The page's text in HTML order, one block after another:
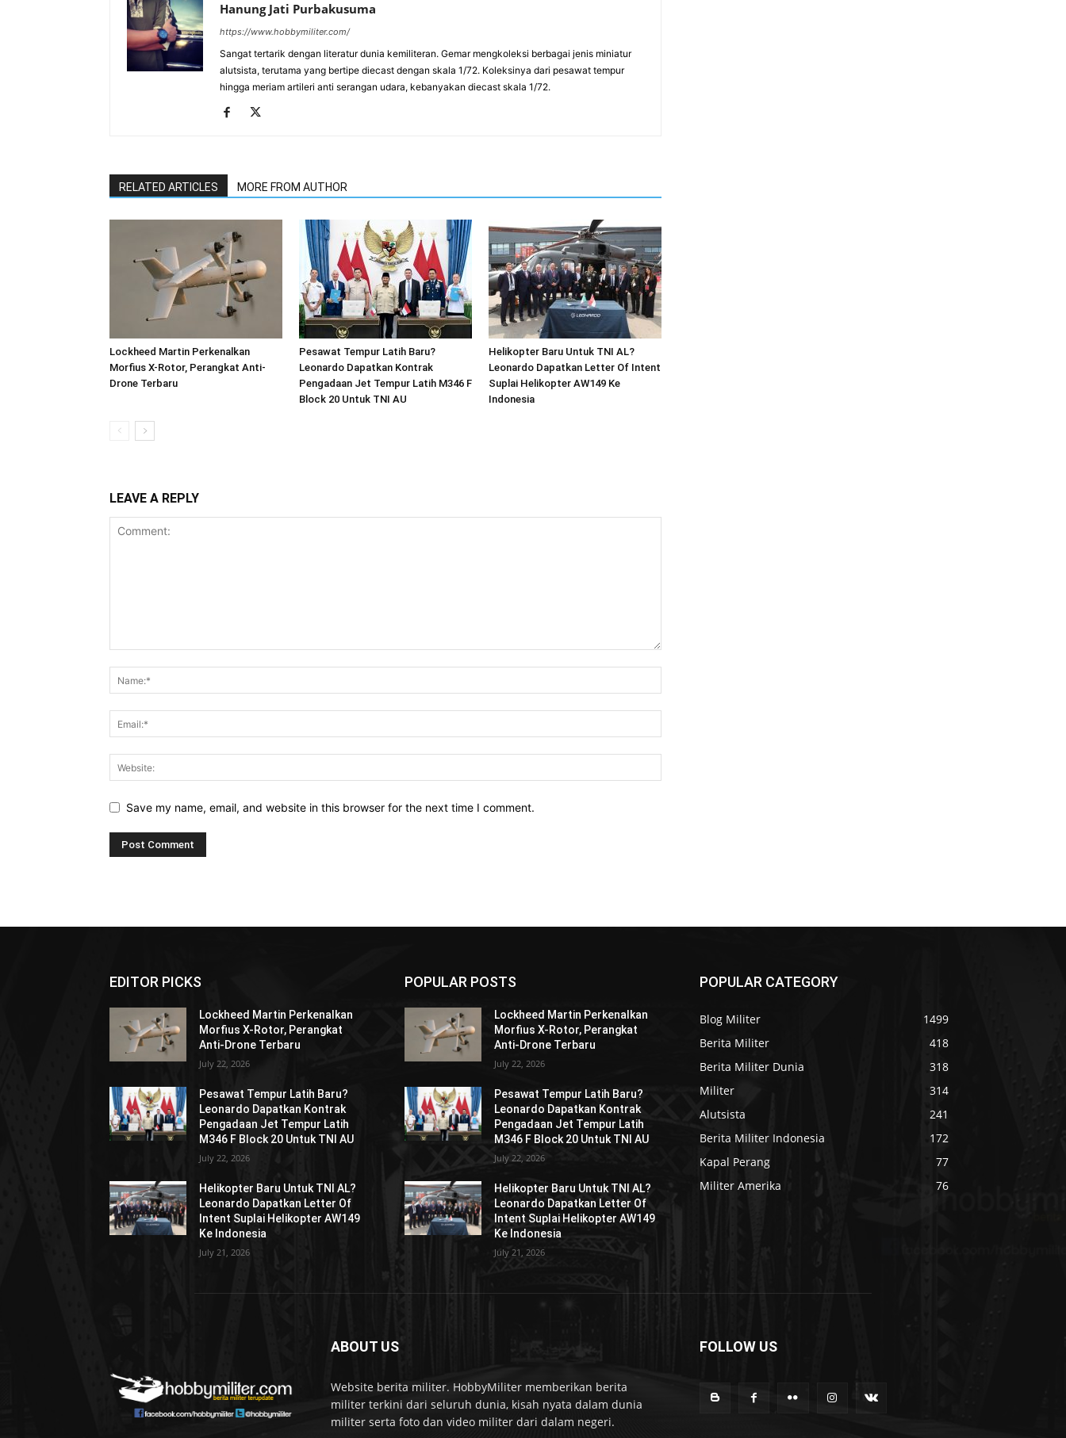
Hanung Jati Purbakusuma
https://www.hobbymiliter.com/
Sangat tertarik dengan literatur dunia kemiliteran. Gemar mengkoleksi berbagai jenis miniatur
alutsista, terutama yang bertipe diecast dengan skala 1/72. Koleksinya dari pesawat tempur
hingga meriam artileri anti serangan udara, kebanyakan diecast skala 1/72.
RELATED ARTICLES MORE FROM AUTHOR
Lockheed Martin Perkenalkan
Morfius X-Rotor, Perangkat Anti-
Drone Terbaru
Pesawat Tempur Latih Baru?
Leonardo Dapatkan Kontrak
Pengadaan Jet Tempur Latih M346 F
Block 20 Untuk TNI AU
Helikopter Baru Untuk TNI AL?
Leonardo Dapatkan Letter Of Intent
Suplai Helikopter AW149 Ke
Indonesia
LEAVE A REPLY
Save my name, email, and website in this browser for the next time I comment.
EDITOR PICKS
Lockheed Martin Perkenalkan
Morfius X-Rotor, Perangkat
Anti-Drone Terbaru
July 22, 2026
Pesawat Tempur Latih Baru?
Leonardo Dapatkan Kontrak
Pengadaan Jet Tempur Latih
M346 F Block 20 Untuk TNI AU
July 22, 2026
Helikopter Baru Untuk TNI AL?
Leonardo Dapatkan Letter Of
Intent Suplai Helikopter AW149
Ke Indonesia
July 21, 2026
POPULAR POSTS
Lockheed Martin Perkenalkan
Morfius X-Rotor, Perangkat
Anti-Drone Terbaru
July 22, 2026
Pesawat Tempur Latih Baru?
Leonardo Dapatkan Kontrak
Pengadaan Jet Tempur Latih
M346 F Block 20 Untuk TNI AU
July 22, 2026
Helikopter Baru Untuk TNI AL?
Leonardo Dapatkan Letter Of
Intent Suplai Helikopter AW149
Ke Indonesia
July 21, 2026
POPULAR CATEGORY
Blog Militer
1499
Berita Militer
418
Berita Militer Dunia
318
Militer
314
Alutsista
241
Berita Militer Indonesia
172
Kapal Perang
77
Militer Amerika
76
ABOUT US
Website berita militer. HobbyMiliter memberikan berita
militer terkini dari seluruh dunia, kisah nyata dalam dunia
militer serta foto dan video militer dari dalam negeri.
FOLLOW US